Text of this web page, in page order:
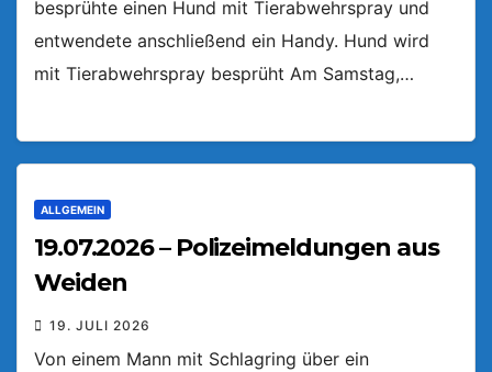
besprühte einen Hund mit Tierabwehrspray und
entwendete anschließend ein Handy. Hund wird
mit Tierabwehrspray besprüht Am Samstag,…
ALLGEMEIN
19.07.2026 – Polizeimeldungen aus
Weiden
19. JULI 2026
Von einem Mann mit Schlagring über ein